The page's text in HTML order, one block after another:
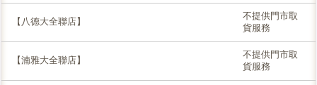
【八德大全聯店】
不提供門市取
貨服務
【湳雅大全聯店】
不提供門市取
貨服務